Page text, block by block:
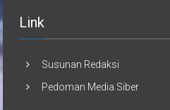
Link
Susunan Redaksi
Pedoman Media Siber